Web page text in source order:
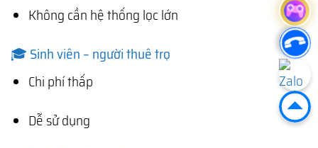
Không cần hệ thống lọc lớn
🎓 Sinh viên – người thuê trọ
Chi phí thấp
Dễ sử dụng